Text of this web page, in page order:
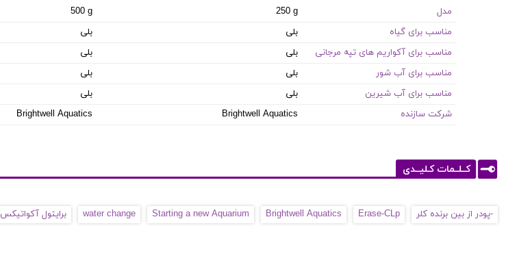
مدل 250 g
500 g
مناسب برای گیاه
بلی بلی
مناسب برای آکواریم های تپه مرجانی
بلی بلی
مناسب برای آب شور
بلی بلی
مناسب برای آب شیرین
بلی بلی
شرکت سازنده
Brightwell Aquatics
Brightwell Aquatics
کــلــمات کـلیــدی
-پودر از بین برنده کلر Erase-CLp
Brightwell Aquatics
Starting a new Aquarium
water change برایتول آکواتیکس